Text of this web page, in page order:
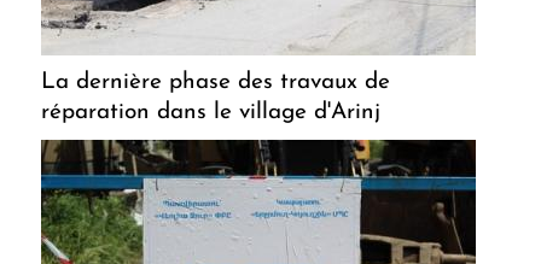
La dernière phase des travaux de
réparation dans le village d'Arinj